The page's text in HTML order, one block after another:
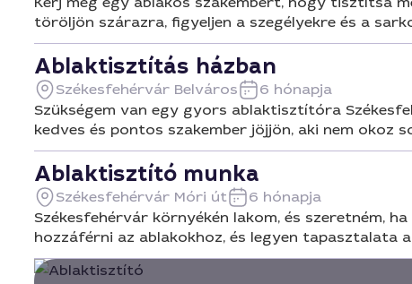
töröljön szárazra, figyeljen a szegélyekre és a
Ablaktisztítás házban
Székesfehérvár Belváros
6 hónapja
Szükségem van egy gyors ablaktisztítóra
kedves és pontos szakember jöjjön, aki nem okoz
Ablaktisztító munka
Székesfehérvár Móri út
6 hónapja
Székesfehérvár környékén lakom, és szeretném,
hozzáférni az ablakokhoz, és legyen tapasztalata